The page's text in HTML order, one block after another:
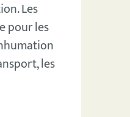
Les
pour les
les